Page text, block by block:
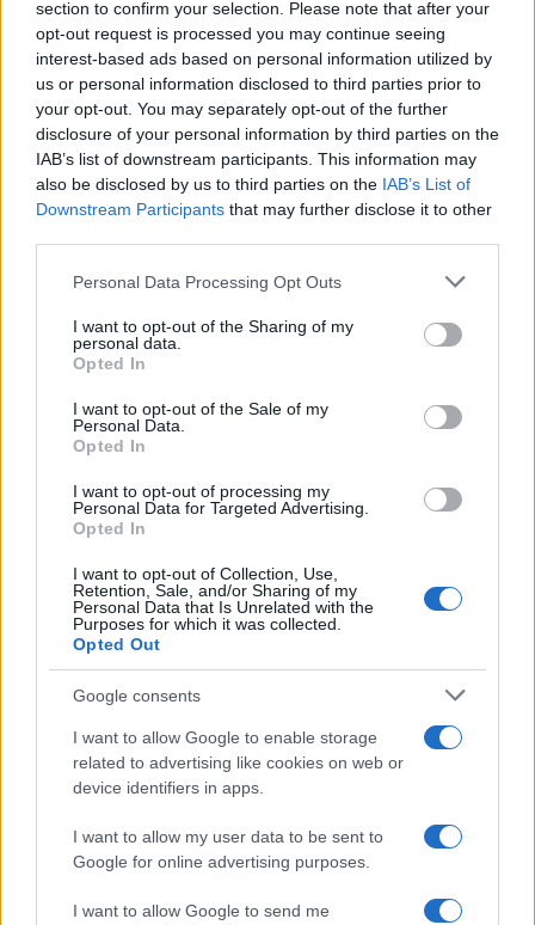
section to confirm your selection. Please note that after your
opt-out request is processed you may continue seeing
interest-based ads based on personal information utilized by
us or personal information disclosed to third parties prior to
your opt-out. You may separately opt-out of the further
disclosure of your personal information by third parties on the
IAB’s list of downstream participants. This information may
also be disclosed by us to third parties on the IAB’s List of
Downstream Participants that may further disclose it to other
Please note that this website/app uses one or more Google
not limited to your visit or usage behaviour. You may click to
grant or deny consent to Google and its third-party tags to
use your data for below specified purposes in below Google
consent section.
Personal Data Processing Opt Outs
I want to opt-out of the Sharing of my
personal data.
Opted In
I want to opt-out of the Sale of my
Personal Data.
Opted In
I want to opt-out of processing my
Personal Data for Targeted Advertising.
Opted In
I want to opt-out of Collection, Use,
Retention, Sale, and/or Sharing of my
Personal Data that Is Unrelated with the
Purposes for which it was collected.
Opted Out
Google consents
I want to allow Google to enable storage
related to advertising like cookies on web or
device identifiers in apps.
I want to allow my user data to be sent to
Google for online advertising purposes.
I want to allow Google to send me
Μισιακός: «Ο προπονητής
είναι υπεύθυνος και
αναλαμβάνω την ευθύνη»
Ο Γιάννης Αγραβάνης στον
Βίκο Ιωαννίνων
ανοίγει δρόμο για δάνεια έως 5 δισ. σε μικρομεσαίες
Β.Σ. Καρούλιας: Τζίρος 98,7
εκατ. ευρώ και αύξηση
κερδών 57% - Τα νέα
alcohol
Χρηματοοικονομικός
σύμβουλος της ΔΕΗ για την
αγορά ενέργειας
Η Chery επενδύει 75 εκατ. δολάρια στην KG Mobility